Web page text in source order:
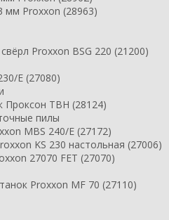
мм Proxxon (28963)
Proxxon BSG 220 (21200)
E (27080)
Проксон TBH (28124)
пилы
MBS 240/E (27172)
KS 230 настольная (27006)
27070 FET (27070)
Proxxon MF 70 (27110)